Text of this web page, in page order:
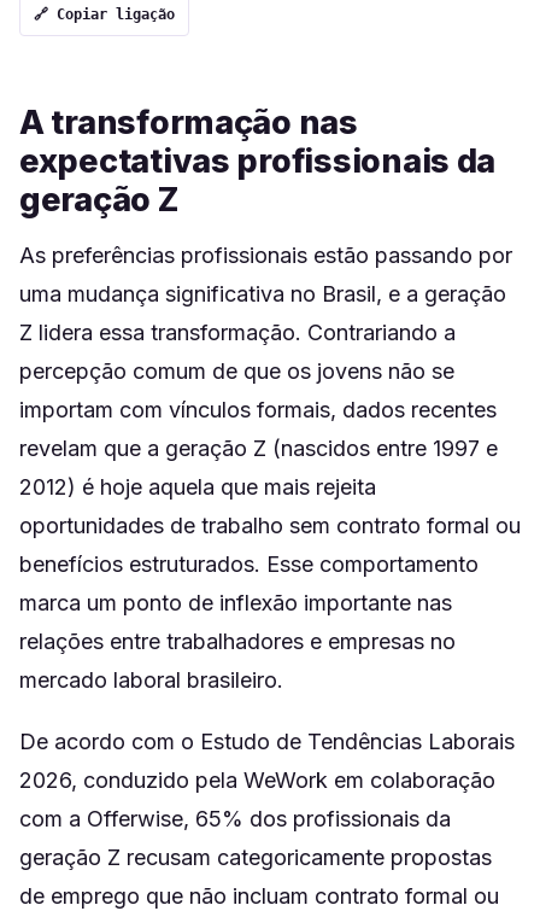
🔗 Copiar ligação
A transformação nas
expectativas profissionais da
geração Z
As preferências profissionais estão passando por
uma mudança significativa no Brasil, e a geração
Z lidera essa transformação. Contrariando a
percepção comum de que os jovens não se
importam com vínculos formais, dados recentes
revelam que a geração Z (nascidos entre 1997 e
2012) é hoje aquela que mais rejeita
oportunidades de trabalho sem contrato formal ou
benefícios estruturados. Esse comportamento
marca um ponto de inflexão importante nas
relações entre trabalhadores e empresas no
mercado laboral brasileiro.
De acordo com o Estudo de Tendências Laborais
2026, conduzido pela WeWork em colaboração
com a Offerwise, 65% dos profissionais da
geração Z recusam categoricamente propostas
de emprego que não incluam contrato formal ou